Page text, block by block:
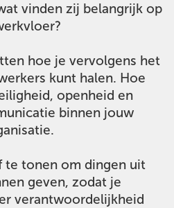
vinden zij belangrijk op
hoe je vervolgens het
kunt halen. Hoe
openheid en
binnen jouw
te tonen om dingen uit
geven, zodat je
verantwoordelijkheid